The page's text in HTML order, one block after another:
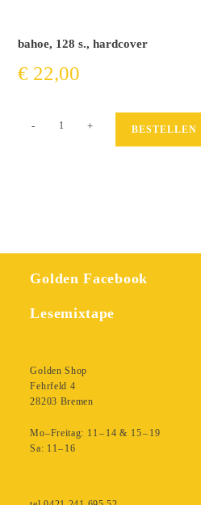
bahoe, 128 s., hardcover
€ 22,00
- + BESTELLEN
Golden Facebook
Lesemixtape
Golden Shop
Fehrfeld 4
28203 Bremen
Mo–Freitag: 11 – 14 & 15 – 19
Sa: 11– 16